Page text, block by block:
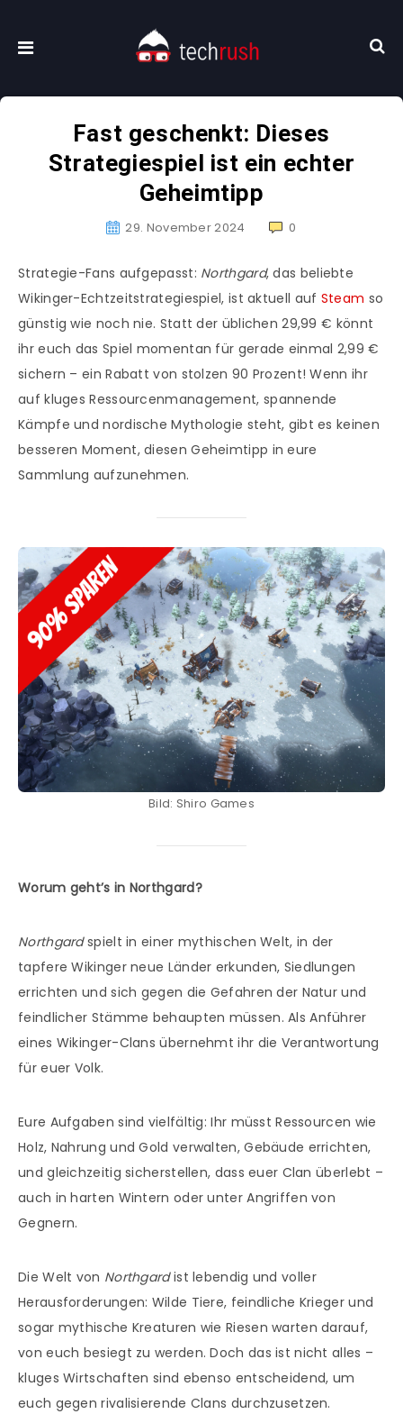
Fast geschenkt: Dieses
Strategiespiel ist ein echter
Geheimtipp
29. November 2024 0
Strategie-Fans aufgepasst: Northgard, das beliebte
Wikinger-Echtzeitstrategiespiel, ist aktuell auf Steam so
günstig wie noch nie. Statt der üblichen 29,99 € könnt
ihr euch das Spiel momentan für gerade einmal 2,99 €
sichern – ein Rabatt von stolzen 90 Prozent! Wenn ihr
auf kluges Ressourcenmanagement, spannende
Kämpfe und nordische Mythologie steht, gibt es keinen
besseren Moment, diesen Geheimtipp in eure
Sammlung aufzunehmen.
Bild: Shiro Games
Worum geht’s in Northgard?
Northgardspielt in einer mythischen Welt, in der
tapfere Wikinger neue Länder erkunden, Siedlungen
errichten und sich gegen die Gefahren der Natur und
feindlicher Stämme behaupten müssen. Als Anführer
eines Wikinger-Clans übernehmt ihr die Verantwortung
für euer Volk.
Eure Aufgaben sind vielfältig: Ihr müsst Ressourcen wie
Holz, Nahrung und Gold verwalten, Gebäude errichten,
und gleichzeitig sicherstellen, dass euer Clan überlebt –
auch in harten Wintern oder unter Angriffen von
Gegnern.
Die Welt von Northgardist lebendig und voller
Herausforderungen: Wilde Tiere, feindliche Krieger und
sogar mythische Kreaturen wie Riesen warten darauf,
von euch besiegt zu werden. Doch das ist nicht alles –
kluges Wirtschaften sind ebenso entscheidend, um
euch gegen rivalisierende Clans durchzusetzen.